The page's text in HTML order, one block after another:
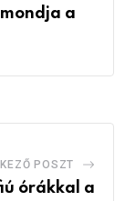
a
POSZT
órákkal a